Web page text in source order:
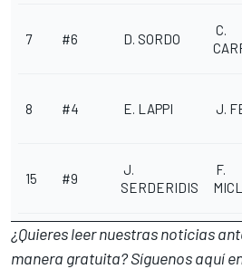
7 #6 D. SORDO
C.
8 #4 E. LAPPI J.
15 #9
J.
SERDERIDIS
F.
¿Quieres leer nuestras noticias
manera gratuita? Síguenosaquí